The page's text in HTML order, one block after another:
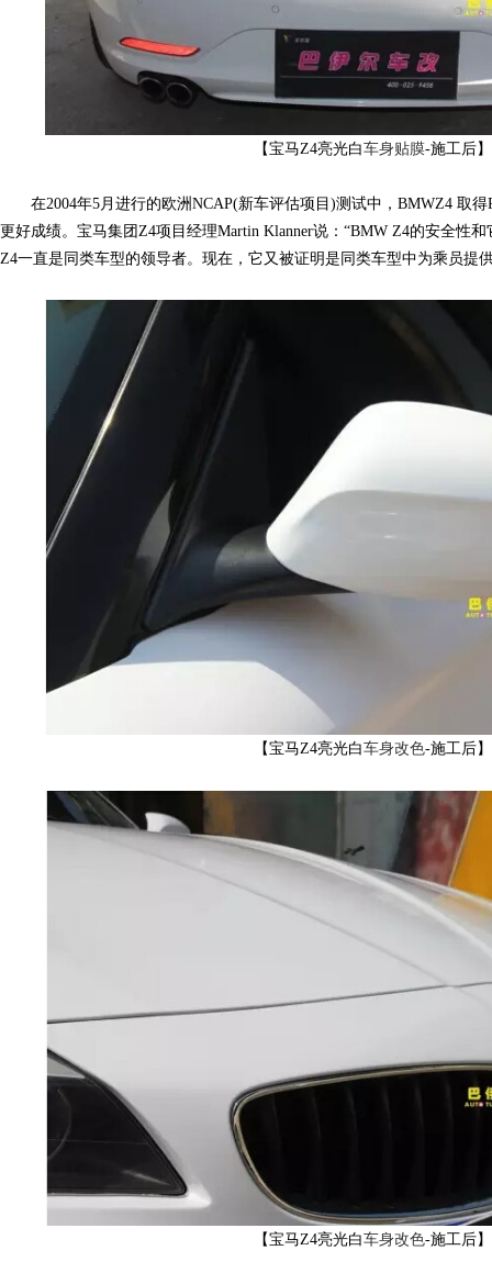
车
【宝马Z4亮光白车身贴膜-施工后】
在2004年5月进行的欧洲NCAP(新车评估项目)测试中，BMWZ4 取得
更好成绩。宝马集团Z4项目经理Martin Klanner说：“BMW Z4的安全性
Z4一直是同类车型的领导者。现在，它又被证明是同类车型中为乘员提
【宝马Z4亮光白车身改色-施工后】
【宝马Z4亮光白车身改色-施工后】